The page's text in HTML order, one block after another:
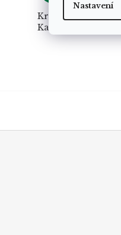
Nastavení
Krásné balení,
Kamarádka bude